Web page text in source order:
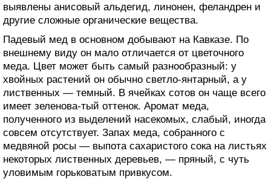
выявлены анисовый альдегид, линонен, феландрен и
другие сложные органические вещества.
Падевый мед в основном добывают на Кавказе. По
внешнему виду он мало отличается от цветочного
меда. Цвет может быть самый разнообразный: у
хвойных растений он обычно светло-янтарный, а у
лиственных — темный. В ячейках сотов он чаще всего
имеет зеленова-тый оттенок. Аромат меда,
полученного из выделений насекомых, слабый, иногда
совсем отсутствует. Запах меда, собранного с
медвяной росы — выпота сахаристого сока на листьях
некоторых лиственных деревьев, — пряный, с чуть
уловимым горьковатым привкусом.